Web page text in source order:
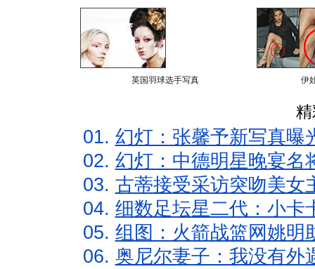
英国羽球选手写真 伊
01. 幻灯：张馨予新写真曝
02. 幻灯：中德明星晚宴名
03. 古蒂接受采访突吻美女
04. 细数足坛星二代：小卡
05. 组图：火箭战篮网姚明
06. 奥尼尔妻子：我没有外